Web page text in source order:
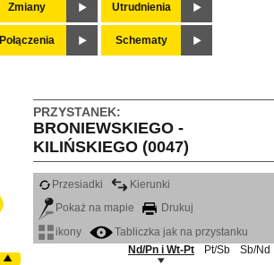
Zmiany Utrudnienia
Połączenia Schematy
PRZYSTANEK:
BRONIEWSKIEGO -
KILIŃSKIEGO (0047)
Przesiadki
Kierunki
Pokaż na mapie
Drukuj
ikony
Tabliczka jak na przystanku
Nd/Pn i Wt-Pt
Pt/Sb
Sb/Nd